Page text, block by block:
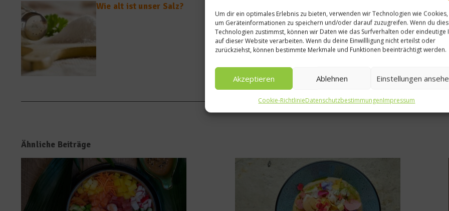
Um dir ein optimales Erlebnis zu bieten, verwenden wir Technologien wie Cookies,
um Geräteinformationen zu speichern und/oder darauf zuzugreifen. Wenn du
Technologien zustimmst, können wir Daten wie das Surfverhalten oder eindeutige
auf dieser Website verarbeiten. Wenn du deine Einwillligung nicht erteilst oder
zurückziehst, können bestimmte Merkmale und Funktionen beeinträchtigt werden.
Akzeptieren Ablehnen Einstellungen
Cookie-RichtlinieDatenschutzbestimmungenImpressum
Wie alt ist unser Salz?
Ähnliche Beiträge